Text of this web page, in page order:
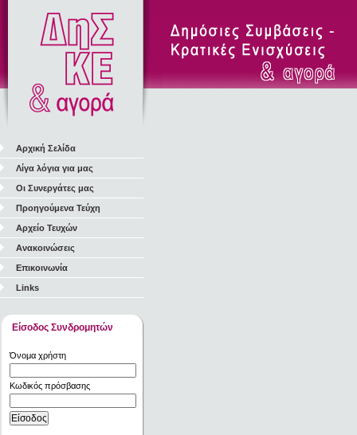
Αρχική Σελίδα
Λίγα λόγια για μας
Οι Συνεργάτες μας
Προηγούμενα Τεύχη
Αρχείο Τευχών
Ανακοινώσεις
Επικοινωνία
Links
Είσοδος Συνδρομητών
Όνομα χρήστη
Κωδικός πρόσβασης